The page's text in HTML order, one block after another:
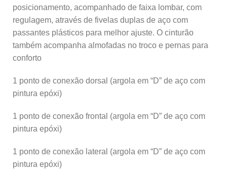
posicionamento, acompanhado de faixa lombar, com
regulagem, através de fivelas duplas de aço com
passantes plásticos para melhor ajuste. O cinturão
também acompanha almofadas no troco e pernas para
conforto
1 ponto de conexão dorsal (argola em “D” de aço com
pintura epóxi)
1 ponto de conexão frontal (argola em “D” de aço com
pintura epóxi)
1 ponto de conexão lateral (argola em “D” de aço com
pintura epóxi)